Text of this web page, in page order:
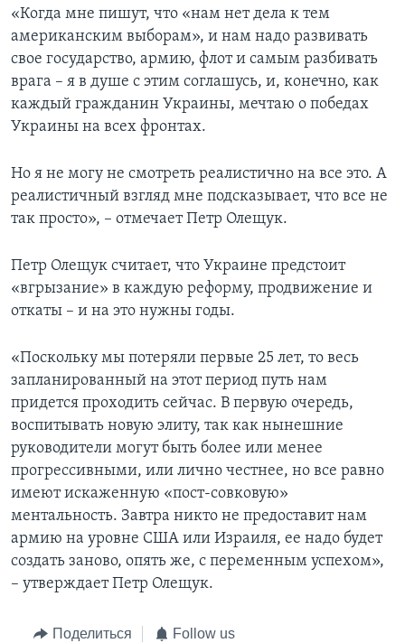
«Когда мне пишут, что «нам нет дела к тем
американским выборам», и нам надо развивать
свое государство, армию, флот и самым разбивать
врага – я в душе с этим соглашусь, и, конечно, как
каждый гражданин Украины, мечтаю о победах
Украины на всех фронтах.
Но я не могу не смотреть реалистично на все это. А
реалистичный взгляд мне подсказывает, что все не
так просто», – отмечает Петр Олещук.
Петр Олещук считает, что Украине предстоит
«вгрызание» в каждую реформу, продвижение и
откаты – и на это нужны годы.
«Поскольку мы потеряли первые 25 лет, то весь
запланированный на этот период путь нам
придется проходить сейчас. В первую очередь,
воспитывать новую элиту, так как нынешние
руководители могут быть более или менее
прогрессивными, или лично честнее, но все равно
имеют искаженную «пост-совковую»
ментальность. Завтра никто не предоставит нам
армию на уровне США или Израиля, ее надо будет
создать заново, опять же, с переменным успехом»,
– утверждает Петр Олещук.
Поделиться Follow us